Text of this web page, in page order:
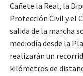
Cañete la Real, la
Protección Civil y el
salida de la marcha
mediodía desde la
realizarán un
kilómetros de